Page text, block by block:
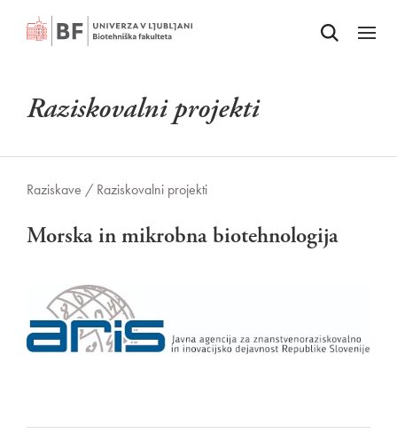
Odpri iskalnik
Odpri
Raziskovalni projekti
Raziskave / Raziskovalni projekti
Morska in mikrobna biotehnologija